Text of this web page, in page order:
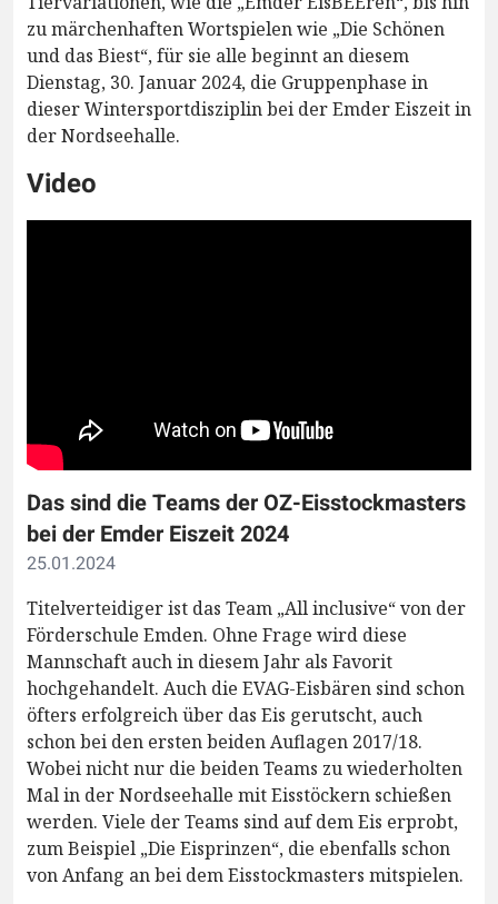
zu märchenhaften Wortspielen wie „Die Schönen
und das Biest“, für sie alle beginnt an diesem
Dienstag, 30. Januar 2024, die Gruppenphase in
dieser Wintersportdisziplin bei der Emder Eiszeit in
der Nordseehalle.
Video
Das sind die Teams der OZ-Eisstockmasters
bei der Emder Eiszeit 2024
25.01.2024
Titelverteidiger ist das Team „All inclusive“ von der
Förderschule Emden. Ohne Frage wird diese
Mannschaft auch in diesem Jahr als Favorit
hochgehandelt. Auch die EVAG-Eisbären sind schon
öfters erfolgreich über das Eis gerutscht, auch
schon bei den ersten beiden Auflagen 2017/18.
Wobei nicht nur die beiden Teams zu wiederholten
Mal in der Nordseehalle mit Eisstöckern schießen
werden. Viele der Teams sind auf dem Eis erprobt,
zum Beispiel „Die Eisprinzen“, die ebenfalls schon
von Anfang an bei dem Eisstockmasters mitspielen.